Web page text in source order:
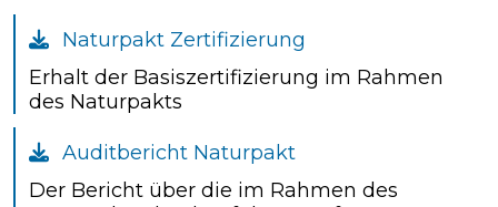
Naturpakt Zertifizierung
Erhalt der Basiszertifizierung im Rahmen
des Naturpakts
Auditbericht Naturpakt
Der Bericht über die im Rahmen des